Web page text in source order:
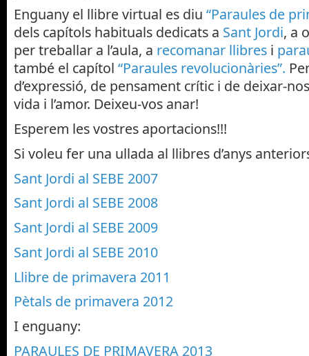
Enguany el llibre virtual es diu “Paraules de
dels capítols habituals dedicats a Sant Jordi, a
per treballar a l’aula, a recomanar llibres i
també el capítol “Paraules revolucionàries”.
d’expressió, de pensament crític i de deixar-
vida i l’amor. Deixeu-vos anar!
Esperem les vostres aportacions!!!
Si voleu fer una ullada al llibres d’anys
Sant Jordi al SEBE 2007
Sant Jordi al SEBE 2008
Sant Jordi al SEBE 2009
Sant Jordi al SEBE 2010
Llibre de primavera 2011
Pètals de primavera 2012
I enguany:
PARAULES DE PRIMAVERA 2013